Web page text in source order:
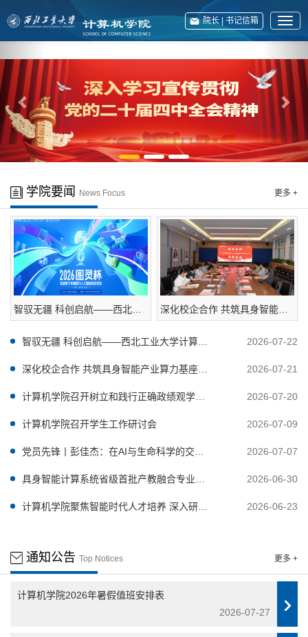
院长 | 书记信箱
展
单
一
张
一
张
学院要闻 News Focus 更多 +
智驭无疆 科创启航——西北工
业大学计算机学院承办“图灵杯”
全国青少年编程及人工智能挑
深化校企合作 共筑具身智能产
业算力基座——西工大计算机
学院与华睿智普签署合作协议
智驭无疆 科创启航——西北工业大学计算机
战活动
2026-07-22
深化校企合作 共筑具身智能产业算力基座
议
2026-07-21
计算机学院召开树立和践行正确政绩观学习
2026-07-20
计算机学院召开学生工作研讨会 2026-07-09
党员先锋丨彭佳杰：在AI与生命科学的交叉
2026-07-07
具身智能计算系统省级首批产教融合专业群
幕
2026-06-30
计算机学院聚焦智能时代人才培养 深入研讨
2026-06-23
通知公告 Top Notices 更多 +
计算机学院2026年暑假值班安排表
2026-07-27